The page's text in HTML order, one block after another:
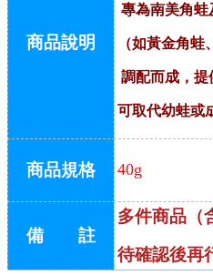
商品說明
專為南美角蛙
（如黃金角蛙
調配而成，提
可取代幼蛙或
商品規格 40g
備 註
多件商品（
待確認後再